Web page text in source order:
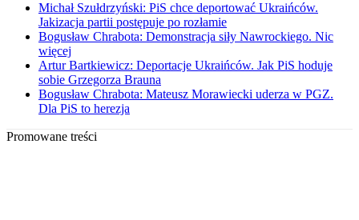
Michał Szułdrzyński: PiS chce deportować Ukraińców.
Jakizacja partii postępuje po rozłamie
Bogusław Chrabota: Demonstracja siły Nawrockiego. Nic
więcej
Artur Bartkiewicz: Deportacje Ukraińców. Jak PiS hoduje
sobie Grzegorza Brauna
Bogusław Chrabota: Mateusz Morawiecki uderza w PGZ.
Dla PiS to herezja
Promowane treści